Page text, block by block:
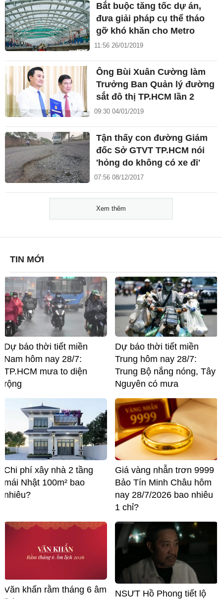
Bắt buộc tăng tốc dự án,
đưa giải pháp cụ thể tháo
gỡ khó khăn cho Metro
11:56 26/01/2019
Ông Bùi Xuân Cường làm
Trưởng Ban Quản lý đường
sắt đô thị TP.HCM lần 2
09:30 04/01/2019
Tận thấy con đường Giám
đốc Sở GTVT TP.HCM nói
'hỏng do không có xe đi'
07:56 08/12/2017
Xem thêm
TIN MỚI
Dự báo thời tiết miền
Nam hôm nay 28/7:
TP.HCM mưa to diện
rộng
Dự báo thời tiết miền
Trung hôm nay 28/7:
Trung Bộ nắng nóng, Tây
Nguyên có mưa
Chi phí xây nhà 2 tầng
mái Nhật 100m² bao
nhiêu?
Giá vàng nhẫn trơn 9999
Bảo Tín Minh Châu hôm
nay 28/7/2026 bao nhiêu
1 chỉ?
Văn khấn rằm tháng 6 âm
NSƯT Hồ Phong tiết lộ